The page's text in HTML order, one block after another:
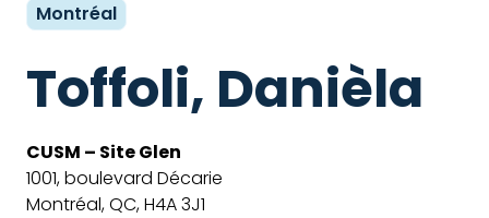
Montréal
Toffoli, Danièla
CUSM – Site Glen
1001, boulevard Décarie
Montréal, QC, H4A 3J1